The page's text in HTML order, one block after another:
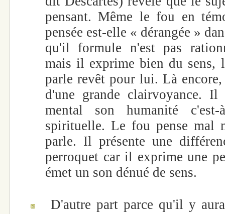
pensant. Même le fou en
pensée est-elle « dérangée »
qu'il formule n'est pas
mais il exprime bien du sens,
parle revêt pour lui. Là
d'une grande clairvoyance. Il
mental son humanité c'est-
spirituelle. Le fou pense mal
parle. Il présente une
perroquet car il exprime une
émet un son dénué de sens.
D'autre part parce qu'il y